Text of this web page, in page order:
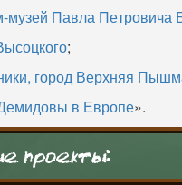
Павла Петровича
;
город Верхняя
в Европе».
проекты: